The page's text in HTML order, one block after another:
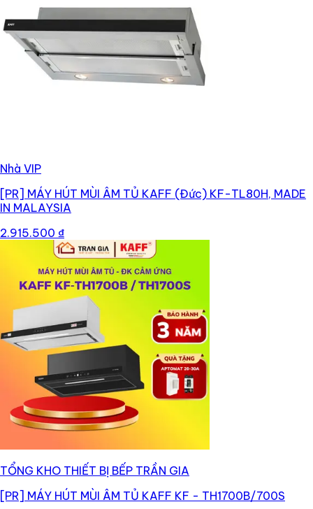
Nhà VIP
[PR] MÁY HÚT MÙI ÂM TỦ KAFF (Đức) KF-TL80H, MADE
IN MALAYSIA
2.915.500 ₫
TỔNG KHO THIẾT BỊ BẾP TRẦN GIA
[PR] MÁY HÚT MÙI ÂM TỦ KAFF KF - TH1700B/700S